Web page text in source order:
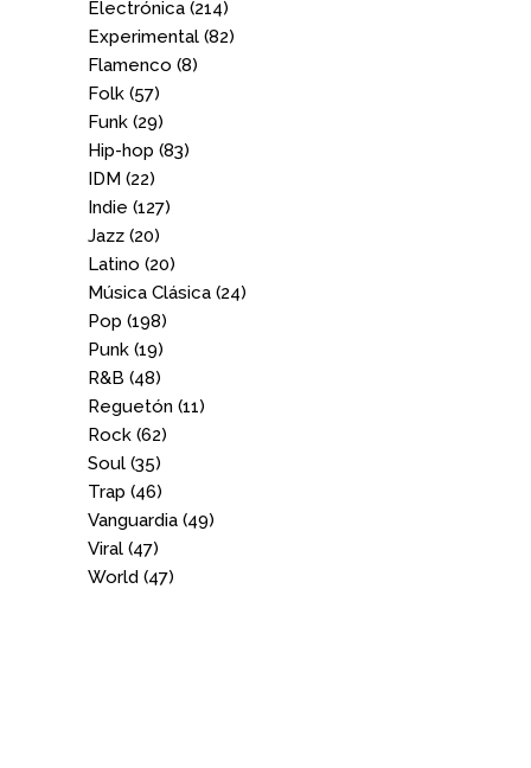
Electrónica (214)
Experimental (82)
Flamenco (8)
Folk (57)
Funk (29)
Hip-hop (83)
IDM (22)
Indie (127)
Jazz (20)
Latino (20)
Música Clásica (24)
Pop (198)
Punk (19)
R&B (48)
Reguetón (11)
Rock (62)
Soul (35)
Trap (46)
Vanguardia (49)
Viral (47)
World (47)